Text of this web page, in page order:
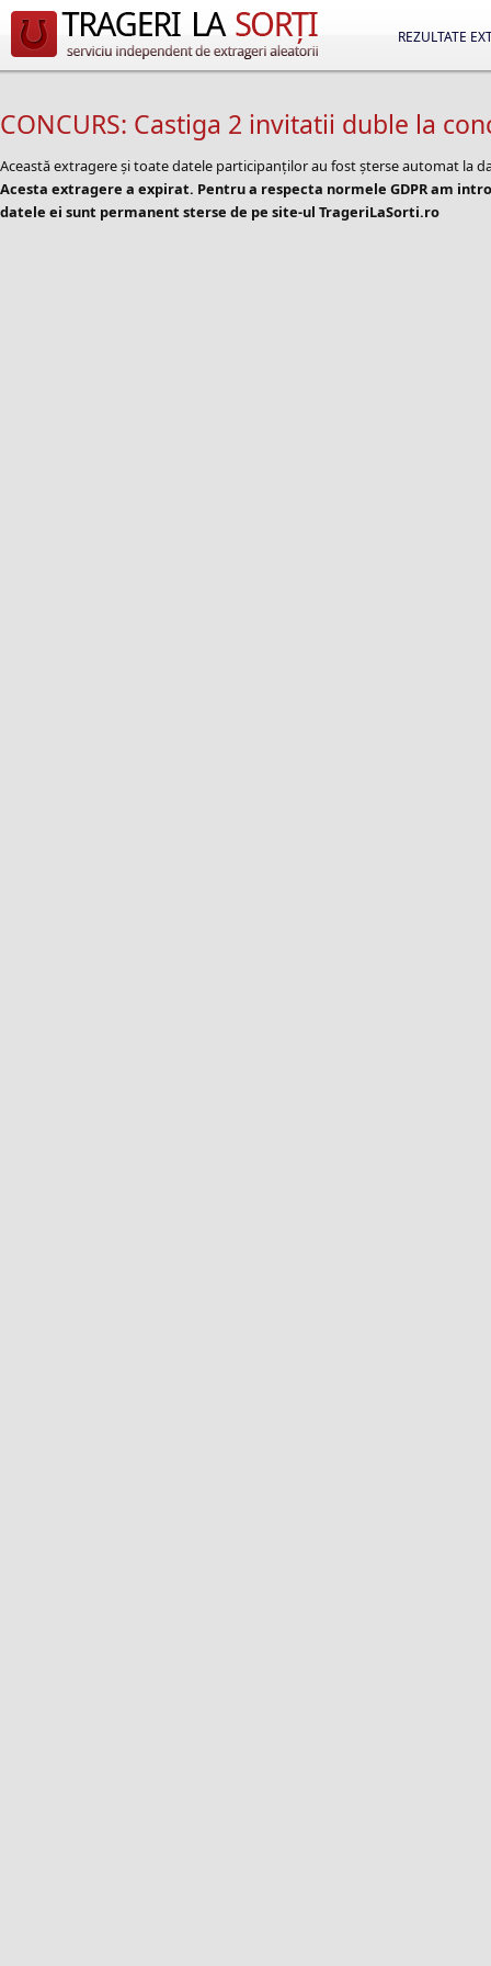
REZULTATE
CONCURS: Castiga 2 invitatii duble la
Această extragere și toate datele participanților au fost șterse automat la
Acesta extragere a expirat. Pentru a respecta normele GDPR am
datele ei sunt permanent sterse de pe site-ul TrageriLaSorti.ro